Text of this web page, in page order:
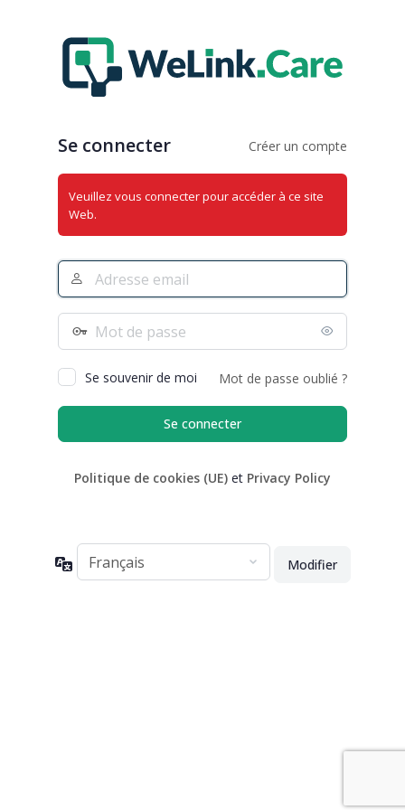
connecter
Se connecter Créer un compte
Veuillez vous connecter pour accéder à ce site
Web.
Adresse
Mot
Se souvenir de moi
Mot de passe oublié ?
Politique de cookies (UE) et Privacy Policy
Langue